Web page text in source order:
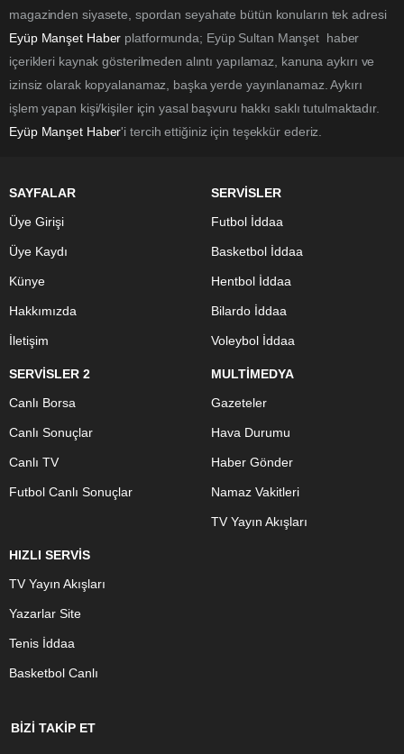
magazinden siyasete, spordan seyahate bütün konuların tek adresi
Eyüp Manşet Haber platformunda; Eyüp Sultan Manşet haber
içerikleri kaynak gösterilmeden alıntı yapılamaz, kanuna aykırı ve
izinsiz olarak kopyalanamaz, başka yerde yayınlanamaz. Aykırı
işlem yapan kişi/kişiler için yasal başvuru hakkı saklı tutulmaktadır.
Eyüp Manşet Haber'i tercih ettiğiniz için teşekkür ederiz.
SAYFALAR
Üye Girişi
Üye Kaydı
Künye
Hakkımızda
İletişim
SERVİSLER
Futbol İddaa
Basketbol İddaa
Hentbol İddaa
Bilardo İddaa
Voleybol İddaa
SERVİSLER 2
Canlı Borsa
Canlı Sonuçlar
Canlı TV
Futbol Canlı Sonuçlar
MULTİMEDYA
Gazeteler
Hava Durumu
Haber Gönder
Namaz Vakitleri
TV Yayın Akışları
HIZLI SERVİS
TV Yayın Akışları
Yazarlar Site
Tenis İddaa
Basketbol Canlı
BİZİ TAKİP ET